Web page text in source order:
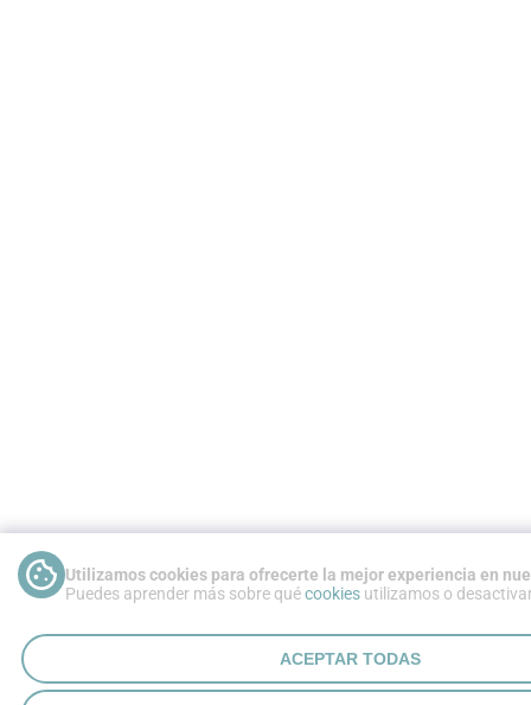
Utilizamos cookies para ofrecerte la mejor experiencia en
Puedes aprender más sobre quécookies utilizamos o
ACEPTAR TODAS